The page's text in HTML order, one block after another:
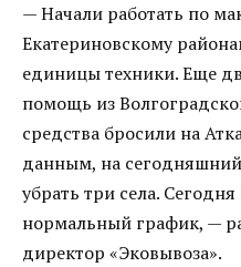
— Начали работать по
Екатериновскому
единицы техники. Еще
помощь из
средства бросили на
данным, на
убрать три села.
нормальный график, —
директор «Эковывоза».